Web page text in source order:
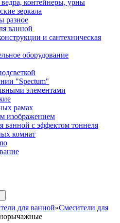
контейнеры, урны
зеркала
разное
ванной
и сантехническая
оборудование
"Spectum"
элементами
рамах
изображением
ванной с эффектом тоннеля
комнат
для ванной»Смесители для